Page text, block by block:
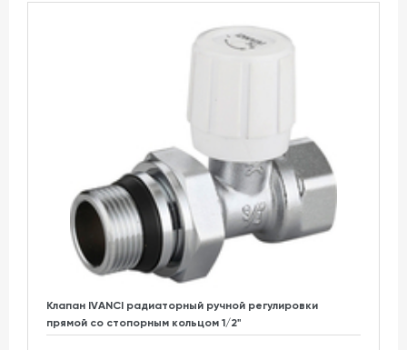
Клапан IVANCI радиаторный ручной регулировки
прямой со стопорным кольцом 1/2"